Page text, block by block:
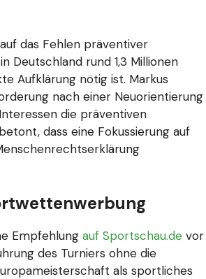
das Fehlen präventiver
Deutschland rund 1,3 Millionen
Aufklärung nötig ist. Markus
nach einer Neuorientierung
die präventiven
dass eine Fokussierung auf
Empfehlung auf Sportschau.de vor
des Turniers ohne die
als sportliches